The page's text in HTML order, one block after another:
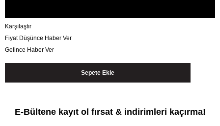
Karşılaştır
Fiyat Düşünce Haber Ver
Gelince Haber Ver
E-Bültene kayıt ol fırsat & indirimleri kaçırma!